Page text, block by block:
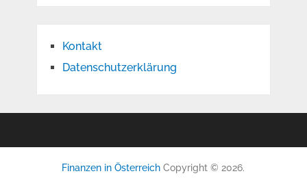
Kontakt
Datenschutzerklärung
Finanzen in Österreich Copyright © 2026.